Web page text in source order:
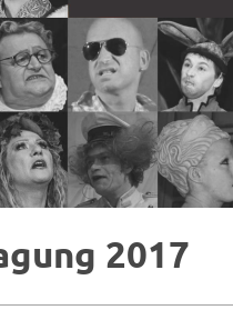
2017